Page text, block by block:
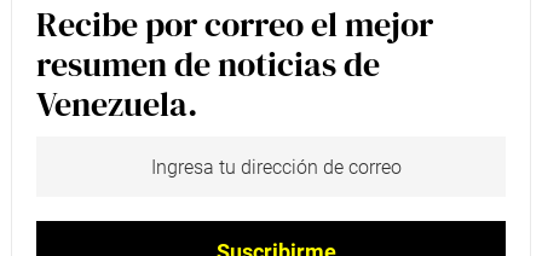
Recibe por correo el mejor
resumen de noticias de
Venezuela.